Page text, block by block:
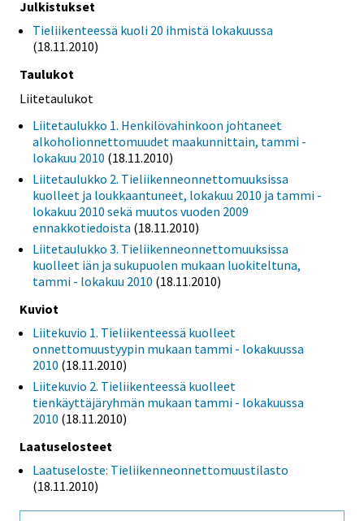
Julkistukset
Tieliikenteessä kuoli 20 ihmistä lokakuussa
(18.11.2010)
Taulukot
Liitetaulukot
Liitetaulukko 1. Henkilövahinkoon johtaneet
alkoholionnettomuudet maakunnittain, tammi -
lokakuu 2010 (18.11.2010)
Liitetaulukko 2. Tieliikenneonnettomuuksissa
kuolleet ja loukkaantuneet, lokakuu 2010 ja tammi -
lokakuu 2010 sekä muutos vuoden 2009
ennakkotiedoista (18.11.2010)
Liitetaulukko 3. Tieliikenneonnettomuuksissa
kuolleet iän ja sukupuolen mukaan luokiteltuna,
tammi - lokakuu 2010 (18.11.2010)
Kuviot
Liitekuvio 1. Tieliikenteessä kuolleet
onnettomuustyypin mukaan tammi - lokakuussa
2010 (18.11.2010)
Liitekuvio 2. Tieliikenteessä kuolleet
tienkäyttäjäryhmän mukaan tammi - lokakuussa
2010 (18.11.2010)
Laatuselosteet
Laatuseloste: Tieliikenneonnettomuustilasto
(18.11.2010)